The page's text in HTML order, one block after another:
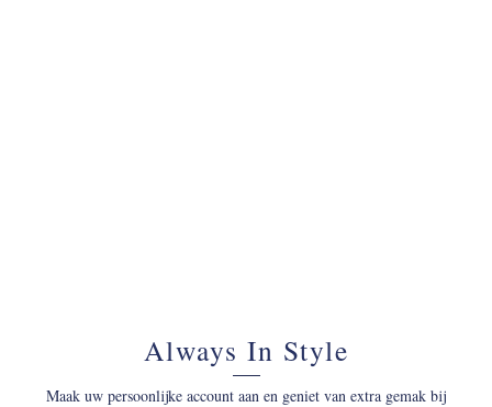
Always In Style
Maak uw persoonlijke account aan en geniet van extra gemak bij